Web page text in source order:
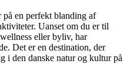
en perfekt blanding af
Uanset om du er til
eller byliv, har
Det er en destination, der
i den danske natur og kultur på